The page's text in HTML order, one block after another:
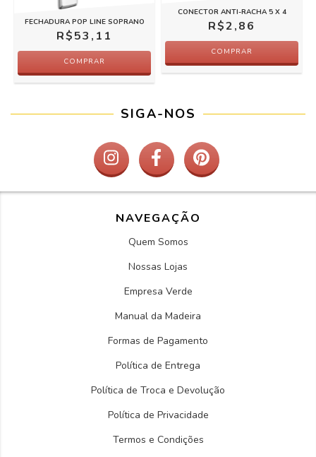
FECHADURA POP LINE SOPRANO
R$53,11
COMPRAR
CONECTOR ANTI-RACHA 5 X 4
R$2,86
COMPRAR
SIGA-NOS
NAVEGAÇÃO
Quem Somos
Nossas Lojas
Empresa Verde
Manual da Madeira
Formas de Pagamento
Política de Entrega
Política de Troca e Devolução
Política de Privacidade
Termos e Condições